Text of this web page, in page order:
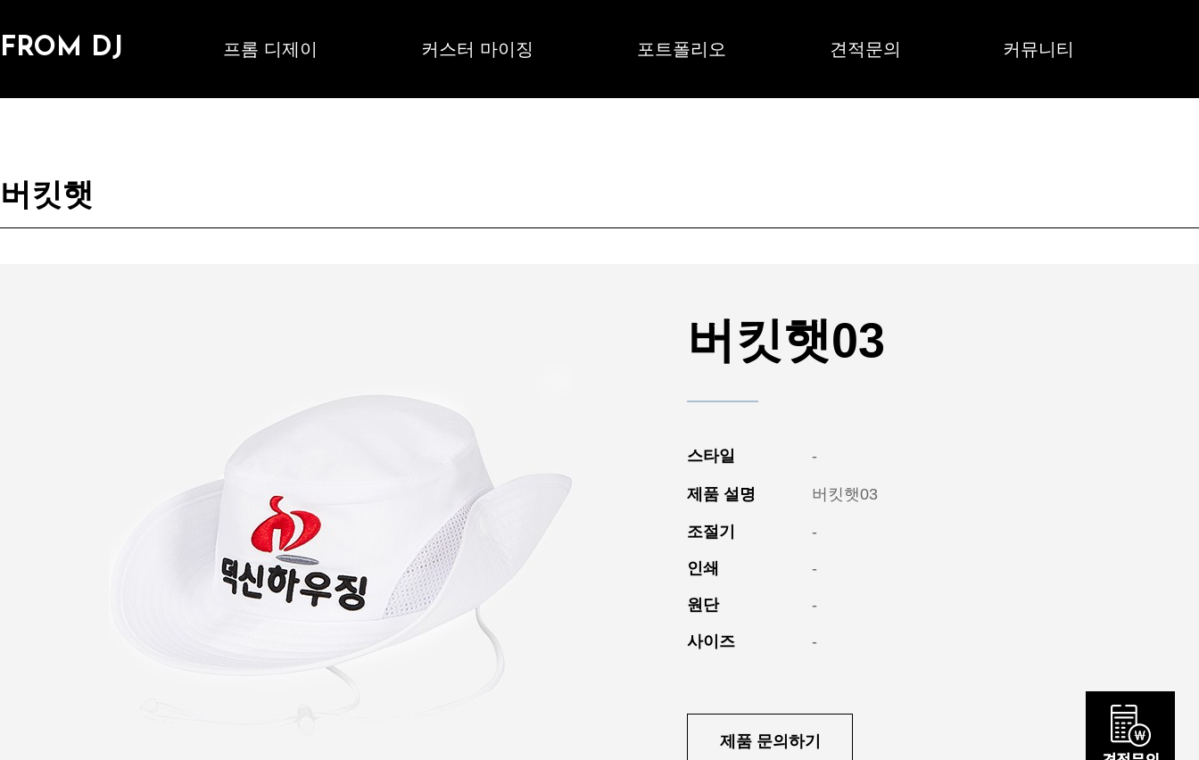
FROM DJ 프롬 디제이 커스터 마이징 포트폴리오 견적문의 커뮤니티
버킷햇
버킷햇03
스타일 -
제품 설명 버킷햇03
조절기 -
인쇄 -
원단 -
사이즈 -
제품 문의하기